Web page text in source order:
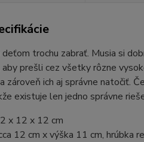
trochu zabrať. Musia si
prešli cez všetky rôzne
zároveň ich aj správne natočiť.
existuje len jedno správne
x 12 x 12 cm
12 cm x výška 11 cm, hrúbka